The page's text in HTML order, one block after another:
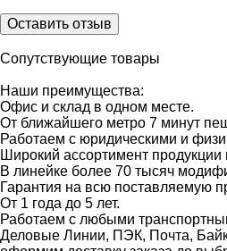
Оставить отзыв
Сопутствующие товары
Наши преимущества:
Офис и склад в одном месте.
От ближайшего метро 7 минут
Работаем с юридическими и
Широкий ассортимент продукции
В линейке более 70 тысяч
Гарантия на всю поставляемую
От 1 года до 5 лет.
Работаем с любыми
Деловые Линии, ПЭК, Почта,